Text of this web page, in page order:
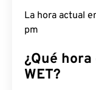
La hora actual
pm
¿Qué
WET?